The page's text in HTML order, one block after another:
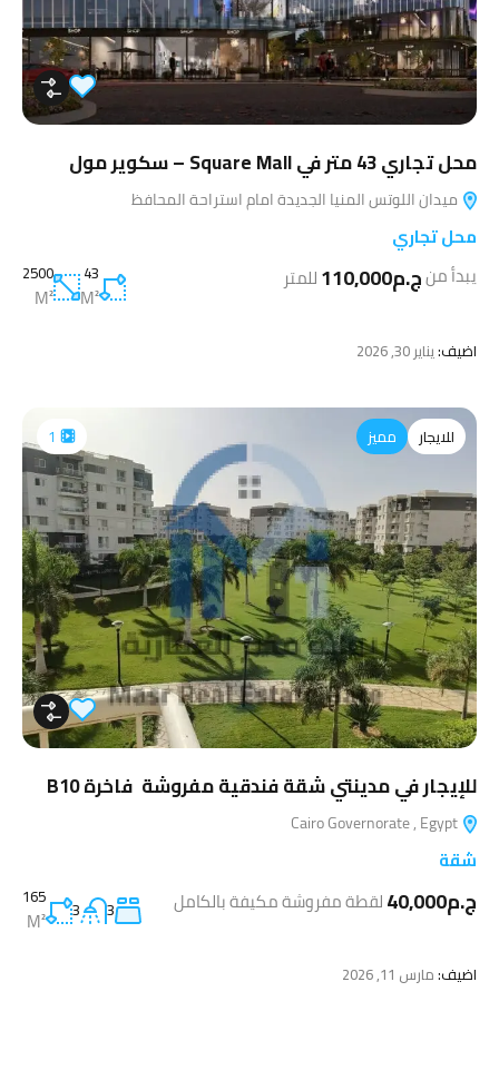
محل تجاري 43 متر في Square Mall – سكوير مول
ميدان اللوتس المنيا الجديدة امام استراحة المحافظ
محل تجاري
يبدأ منج.م110,000 للمتر 43
M²
2500
M²
اضيف:يناير 30, 2026
للايجار مميز 1
للإيجار في مدينتي شقة فندقية مفروشة فاخرة B10
شقة
ج.م40,000 لقطة مفروشة مكيفة بالكامل 3
3
165
M²
اضيف:مارس 11, 2026